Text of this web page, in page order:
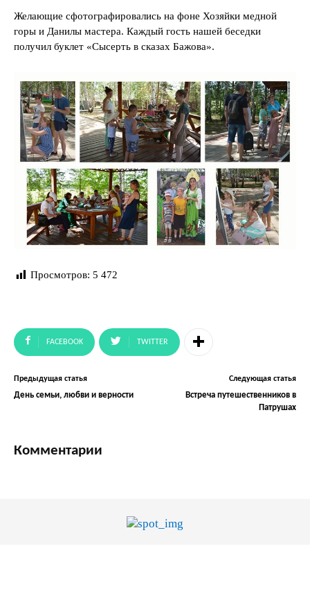
Желающие сфотографировались на фоне Хозяйки медной
горы и Данилы мастера. Каждый гость нашей беседки
получил буклет «Сысерть в сказах Бажова».
Просмотров: 5 472
FACEBOOK TWITTER
Предыдущая статья
День семьи, любви и верности
Следующая статья
Встреча путешественников в
Патрушах
Комментарии